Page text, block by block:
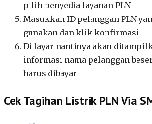
pilih penyedia layanan PLN
Masukkan ID pelanggan PLN
gunakan dan klik konfirmasi
Di layar nantinya akan
informasi nama pelanggan
harus dibayar
Cek Tagihan Listrik PLN Via